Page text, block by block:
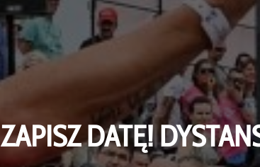
ZAPISZ DATĘ!